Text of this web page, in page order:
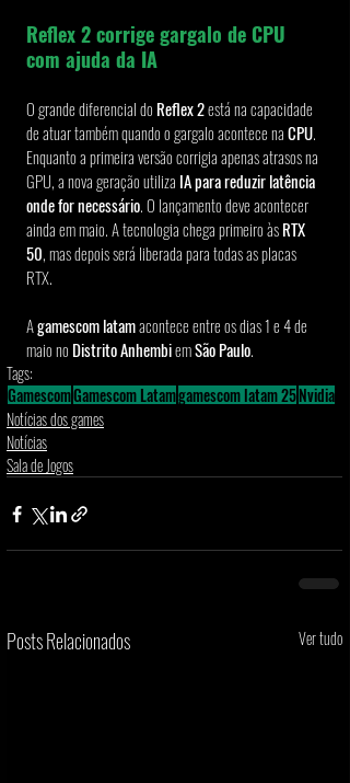
Reflex 2 corrige gargalo de CPU
com ajuda da IA
O grande diferencial do Reflex 2 está na capacidade
de atuar também quando o gargalo acontece na CPU.
Enquanto a primeira versão corrigia apenas atrasos na
GPU, a nova geração utiliza IA para reduzir latência
onde for necessário. O lançamento deve acontecer
ainda em maio. A tecnologia chega primeiro às RTX
50, mas depois será liberada para todas as placas
RTX.
A gamescom latam acontece entre os dias 1 e 4 de
maio no Distrito Anhembi em São Paulo.
Tags:
GamescomGamescom Latamgamescom latam 25Nvidia
Notícias dos games
Notícias
Sala de Jogos
Posts Relacionados Ver tudo